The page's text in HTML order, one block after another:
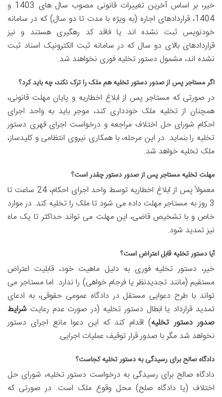
خیر، بر اساس آخرین تغییرات قانونی مصوب سال های 1403 و
1404، قراردادهای اجاره (به ویژه با مدت تا دو سال) که در سامانه
خودنویس ثبت نشده اند یا فاقد کد رهگیری هستند و نیز
قراردادهای بالای دو سال که در سامانه ثبت الکترونیک اسناد ثبت
نشده اند، مشمول دستور تخلیه فوری نخواهند شد.
اگر مستاجر پس از صدور دستور تخلیه هم ملک را ترک نکند، چه باید کرد؟
در صورتی که مستاجر پس از ابلاغ اخطاریه و پایان مهلت قانونی،
همچنان از تخلیه ملک خودداری کند، موجر باید به واحد اجرای
احکام شورای حل اختلاف مراجعه و درخواست اجرای قهری دستور
تخلیه را بنماید. در این مرحله، با همکاری نیروی انتظامی و کلیدساز،
ملک تخلیه خواهد شد.
مهلت تخلیه مستاجر پس از صدور دستور چقدر است؟
معمولاً پس از ابلاغ اخطاریه توسط واحد اجرای احکام، 24 ساعت تا
3 روز به مستاجر مهلت داده می شود تا ملک را تخلیه کند. در موارد
خاص و با تشخیص قاضی، این مهلت می تواند حداکثر تا یک ماه
نیز تمدید شود.
آیا دستور تخلیه قابل اعتراض است؟
خیر، دستور تخلیه فوری به دلیل ماهیت خود، قابلیت اعتراض
مستقیم (مانند تجدیدنظر یا فرجام خواهی) را ندارد. اما مستاجر می
تواند با طرح دعوایی مستقل در دادگاه عمومی حقوقی، به ادعای
تمدید قرارداد یا ابطال دستور تخلیه (در صورت عدم رعایت شرایط
صدور دستور تخلیه) اقدام کند که این دعوا مانع اجرای دستور
نخواهد شد مگر با صدور قرار توقیف عملیات اجرایی.
دادگاه صالح برای رسیدگی به دستور تخلیه کجاست؟
دادگاه صالح برای رسیدگی به درخواست دستور تخلیه، شورای حل
اختلاف (یا دادگاه صلح) محل وقوع ملک است. در صورتی که